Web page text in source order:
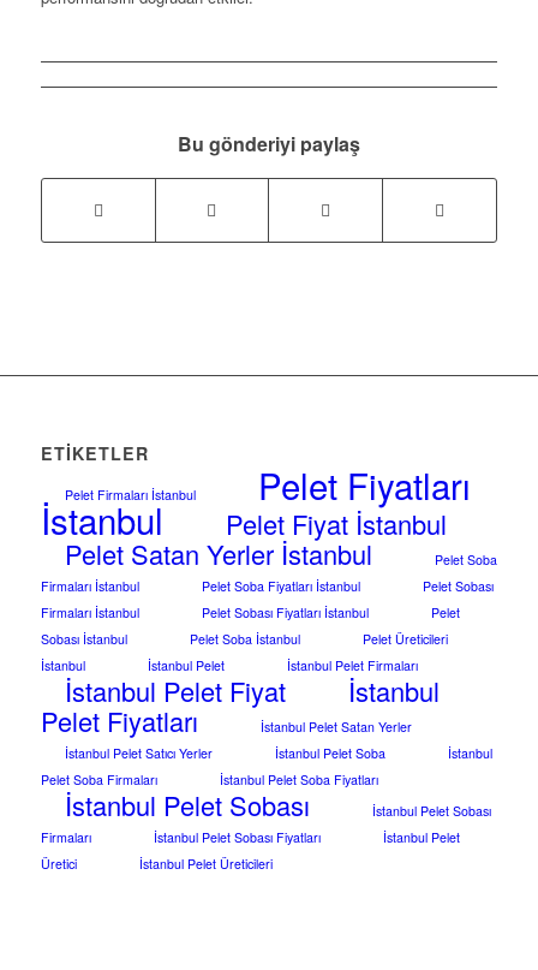
Bu gönderiyi paylaş
ETIKETLER
Pelet Firmaları İstanbul Pelet Fiyatları
İstanbul
Pelet Fiyat İstanbul
Pelet Satan Yerler İstanbul
Pelet Soba
Firmaları İstanbul
Pelet Soba Fiyatları İstanbul
Pelet Sobası
Firmaları İstanbul
Pelet Sobası Fiyatları İstanbul
Pelet
Sobası İstanbul
Pelet Soba İstanbul
Pelet Üreticileri
İstanbul
İstanbul Pelet İstanbul Pelet Firmaları
İstanbul Pelet Fiyat
İstanbul
Pelet Fiyatları
İstanbul Pelet Satan Yerler
İstanbul Pelet Satıcı Yerler
İstanbul Pelet Soba
İstanbul
Pelet Soba Firmaları
İstanbul Pelet Soba Fiyatları
İstanbul Pelet Sobası
İstanbul Pelet Sobası
Firmaları
İstanbul Pelet Sobası Fiyatları
İstanbul Pelet
Üretici
İstanbul Pelet Üreticileri